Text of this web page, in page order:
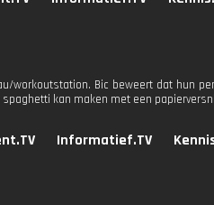
workoutstation. Bic beweert dat hun
kan maken met een
Informatief.TV